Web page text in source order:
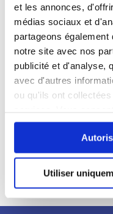
et les annonces,
médias sociaux et
partageons
notre site avec nos
publicité et d'analyse,
avec d'autres
ou qu'ils ont
continuez à utiliser
Utiliser
Qualifications et
Profil recherché :
de